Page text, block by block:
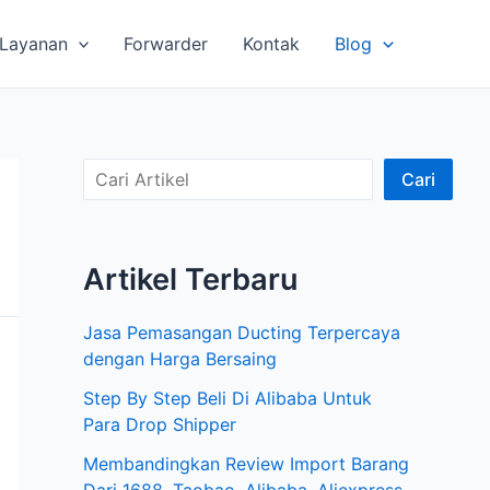
Forwarder Kontak Blog
i
r
i
k
Cari
Artikel Terbaru
Jasa Pemasangan Ducting Terpercaya
dengan Harga Bersaing
Step By Step Beli Di Alibaba Untuk
Para Drop Shipper
Membandingkan Review Import Barang